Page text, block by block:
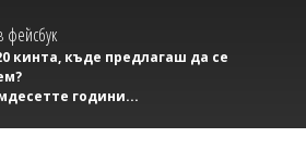
фейсбук
кинта, къде предлагаш да се
години...